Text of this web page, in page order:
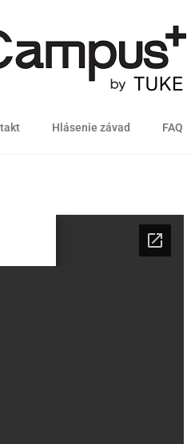
Hlásenie závad FAQ